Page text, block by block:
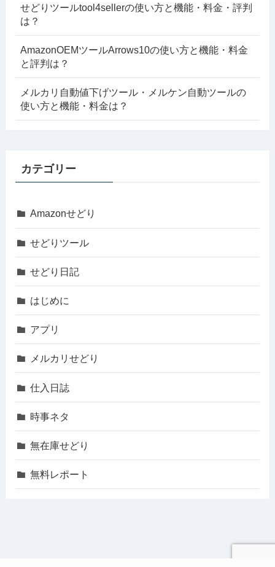
せどりツールtool4sellerの使い方と機能・料金・評判
は？
AmazonOEMツールArrows10の使い方と機能・料金
と評判は？
メルカリ自動値下げツール・メルケン自動ツールの
使い方と機能・料金は？
カテゴリー
Amazonせどり
せどりツール
せどり日記
はじめに
アプリ
メルカリせどり
仕入日誌
時事ネタ
無在庫せどり
無料レポート